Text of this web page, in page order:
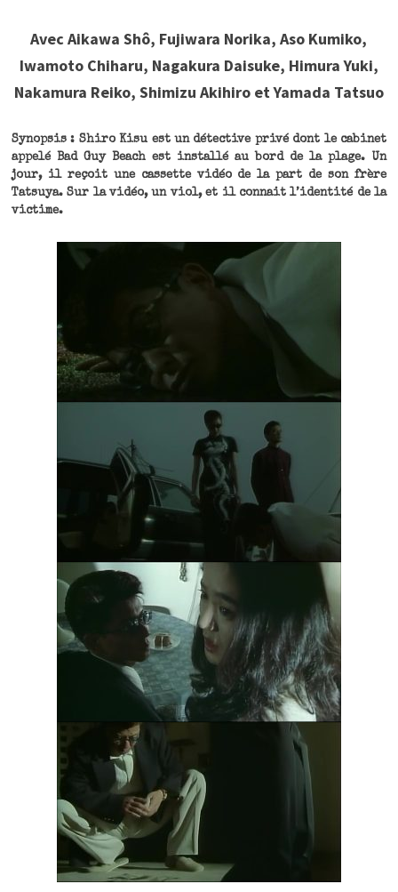
Avec Aikawa Shô, Fujiwara Norika, Aso Kumiko,
Iwamoto Chiharu, Nagakura Daisuke, Himura Yuki,
Nakamura Reiko, Shimizu Akihiro et Yamada Tatsuo
Synopsis : Shiro Kisu est un détective privé dont le cabinet
appelé Bad Guy Beach est installé au bord de la plage. Un
jour, il reçoit une cassette vidéo de la part de son frère
Tatsuya. Sur la vidéo, un viol, et il connait l’identité de la
victime.